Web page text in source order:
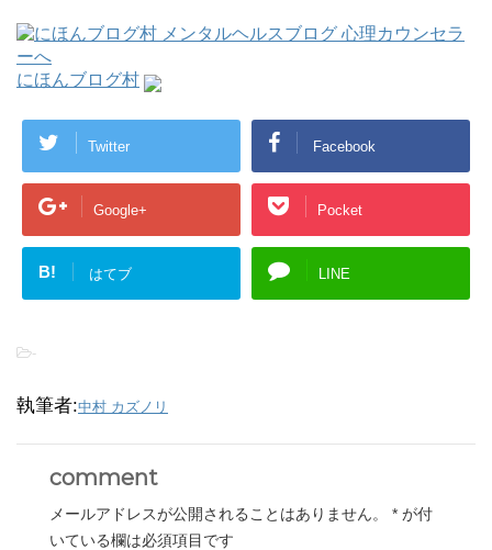
にほんブログ村
Twitter Facebook
Google+ Pocket
B! はてブ LINE
-
執筆者:中村 カズノリ
comment
メールアドレスが公開されることはありません。 * が付
いている欄は必須項目です